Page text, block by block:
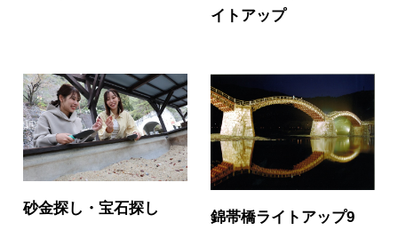
イトアップ
砂金探し・宝石探し
錦帯橋ライトアップ9